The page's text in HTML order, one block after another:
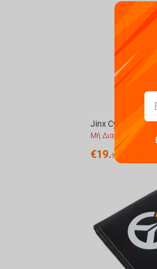
Μή Διαθέσιμο
€19.99